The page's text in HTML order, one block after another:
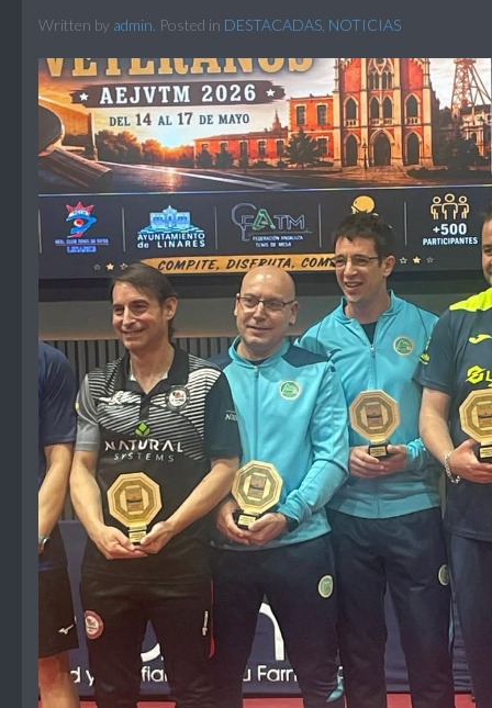
Written by admin . Posted in DESTACADAS NOTICIAS